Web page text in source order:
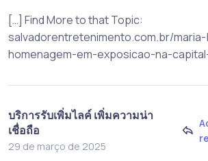
[…] Find More to that Topic:
salvadorentretenimento.com.br/
homenagem-em-exposicao-na-
บริการรับเพิ่มไลค์ เพิ่มความน่า
เชื่อถือ
29 de março de 2025